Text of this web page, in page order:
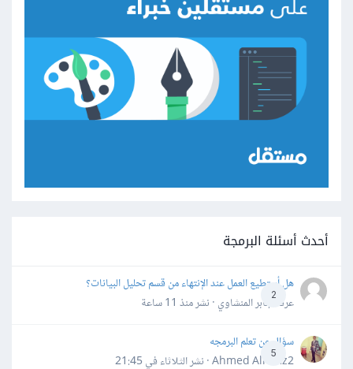
أحدث أسئلة البرمجة
2
هل أستطيع العمل عند الإنتهاء من قسم تحليل البيانات؟
عرفه جابر المنشاوي · نشرمنذ 11 ساعة
5
سؤال عن تعلم البرمجه
Ahmed Alhafiz2 · نشر
الثلاثاء في 21:45